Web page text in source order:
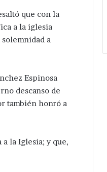
que con la
a la iglesia
a
Espinosa
descanso de
también honró a
la Iglesia; y que,